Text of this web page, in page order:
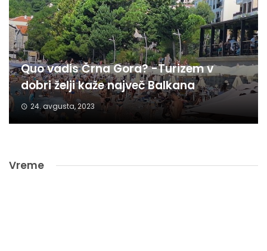
Quo vadis Črna Gora? -Turizem v
dobri želji kaže največ Balkana
24. avgusta, 2023
Vreme